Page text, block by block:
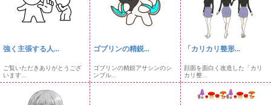
強く主張する人...
ご覧いただきありがとうござ
います...
ゴブリンの精鋭...
ゴブリンの精鋭アサシンのシ
ンプル...
「カリカリ整形...
顔面を面白く改造した「カリ
カリ整...